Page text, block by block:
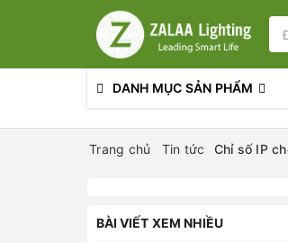
DANH MỤC SẢN PHẨM
Trang chủ Tin tức Chỉ số IP
BÀI VIẾT XEM NHIỀU